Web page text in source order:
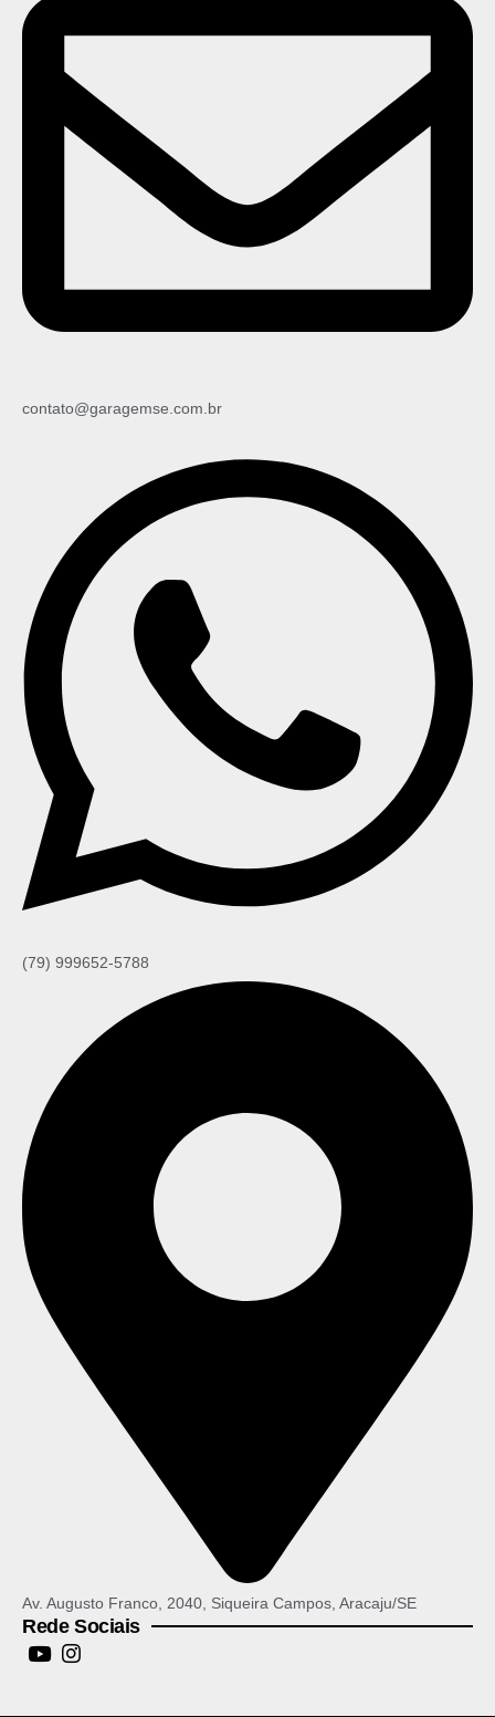
contato@garagemse.com.br
(79) 999652-5788
Av. Augusto Franco, 2040, Siqueira Campos, Aracaju/SE
Rede Sociais